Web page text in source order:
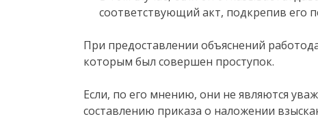
соответствующий акт, подкрепив его
При предоставлении объяснений
которым был совершен проступок.
Если, по его мнению, они не являются
составлению приказа о наложении